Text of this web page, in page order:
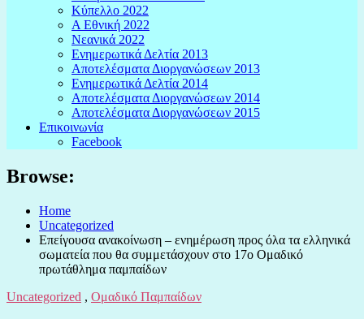
Κύπελλο 2022
Α Εθνική 2022
Νεανικά 2022
Ενημερωτικά Δελτία 2013
Αποτελέσματα Διοργανώσεων 2013
Ενημερωτικά Δελτία 2014
Αποτελέσματα Διοργανώσεων 2014
Αποτελέσματα Διοργανώσεων 2015
Επικοινωνία
Facebook
Browse:
Home
Uncategorized
Επείγουσα ανακοίνωση – ενημέρωση προς όλα τα ελληνικά
σωματεία που θα συμμετάσχουν στο 17o Ομαδικό
πρωτάθλημα παμπαίδων
Uncategorized , Ομαδικό Παμπαίδων